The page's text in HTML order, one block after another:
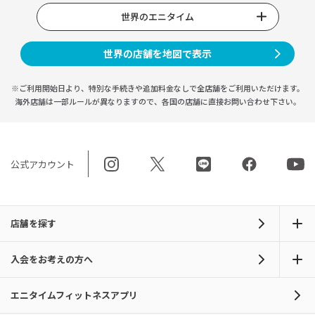
世界のエニタイム
世界の店舗を地図で表示
※ご利用開始日より、特別な手続きや追加料金なしで全店舗をご利用いただけます。
海外店舗は一部ルールが異なりますので、 各国の店舗に直接お問い合わせ下さい。
公式アカウント
店舗を探す
入会をお考えの方へ
エニタイムフィットネスアプリ